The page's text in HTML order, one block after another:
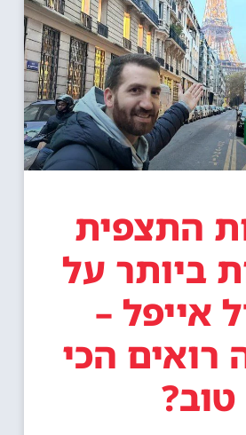
התצפית
ביותר על
אייפל –
רואים הכי
טוב?